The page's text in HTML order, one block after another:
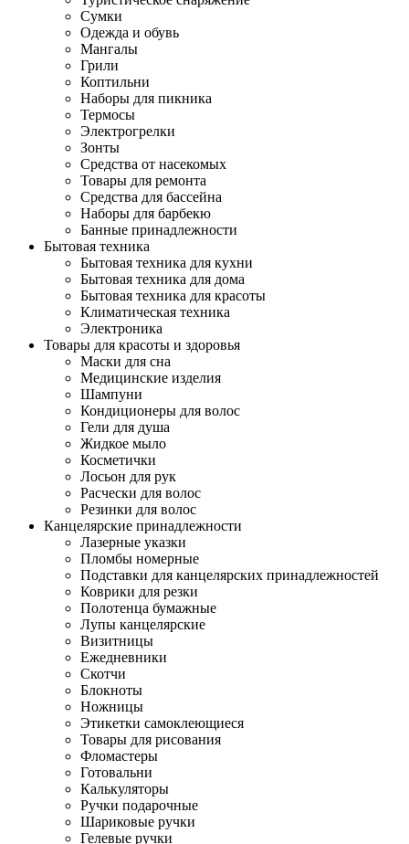
Сумки
Одежда и обувь
Мангалы
Грили
Коптильни
Наборы для пикника
Термосы
Электрогрелки
Зонты
Средства от насекомых
Товары для ремонта
Средства для бассейна
Наборы для барбекю
Банные принадлежности
Бытовая техника
Бытовая техника для кухни
Бытовая техника для дома
Бытовая техника для красоты
Климатическая техника
Электроника
Товары для красоты и здоровья
Маски для сна
Медицинские изделия
Шампуни
Кондиционеры для волос
Гели для душа
Жидкое мыло
Косметички
Лосьон для рук
Расчески для волос
Резинки для волос
Канцелярские принадлежности
Лазерные указки
Пломбы номерные
Подставки для канцелярских принадлежностей
Коврики для резки
Полотенца бумажные
Лупы канцелярские
Визитницы
Ежедневники
Скотчи
Блокноты
Ножницы
Этикетки самоклеющиеся
Товары для рисования
Фломастеры
Готовальни
Калькуляторы
Ручки подарочные
Шариковые ручки
Гелевые ручки